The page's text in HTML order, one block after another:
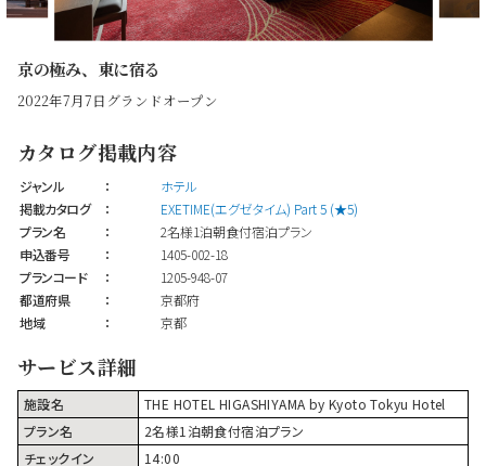
京の極み、東に宿る
2022年7月7日グランドオープン
カタログ掲載内容
ジャンル ：
ホテル
掲載カタログ
：
EXETIME(エグゼタイム) Part 5 (★5)
プラン名
：
2名様1泊朝食付宿泊プラン
申込番号
：
1405-002-18
プランコード
：
1205-948-07
都道府県
：
京都府
地域
： 京都
サービス詳細
施設名
THE HOTEL HIGASHIYAMA by Kyoto Tokyu Hotel
プラン名
2名様1泊朝食付宿泊プラン
チェックイン
14:00